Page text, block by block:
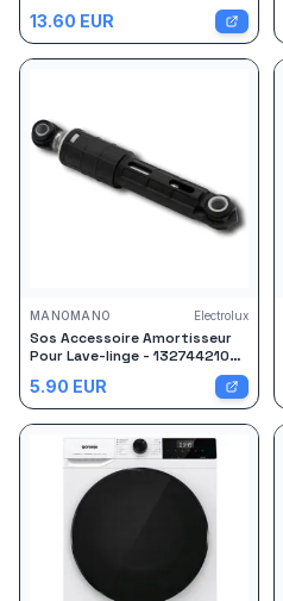
13.60 EUR
MANOMANO Electrolux
Sos Accessoire Amortisseur
Pour Lave-linge - 1327442107
5.90 EUR